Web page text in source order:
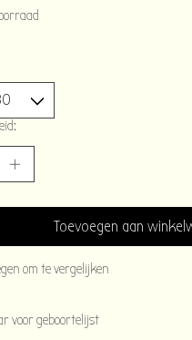
Toevoegen aan
om te vergelijken
voor geboortelijst